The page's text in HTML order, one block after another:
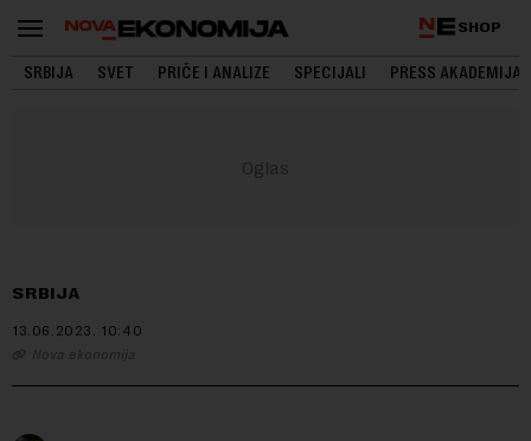
SHOP
SRBIJA SVET PRIČE I ANALIZE SPECIJALI PRESS AKADEMIJA
SRBIJA
13.06.2023. 10:40
Nova ekonomija